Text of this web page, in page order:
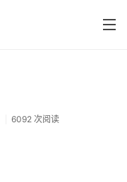
6092 次阅读